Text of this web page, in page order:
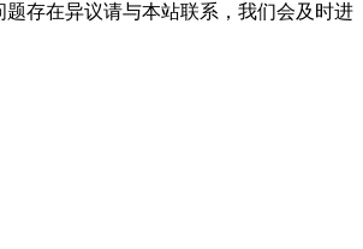
存在异议请与本站联系，我们会及时进